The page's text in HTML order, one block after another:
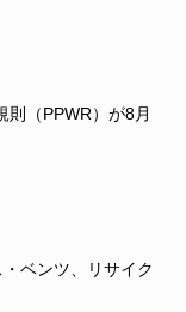
則（PPWR）が8月
ベンツ、リサイク